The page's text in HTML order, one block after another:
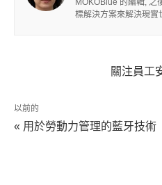
MOKOBlue 的編輯, 之
標解決方案來解決現實
關注員工
以前的
« 用於勞動力管理的藍牙技術